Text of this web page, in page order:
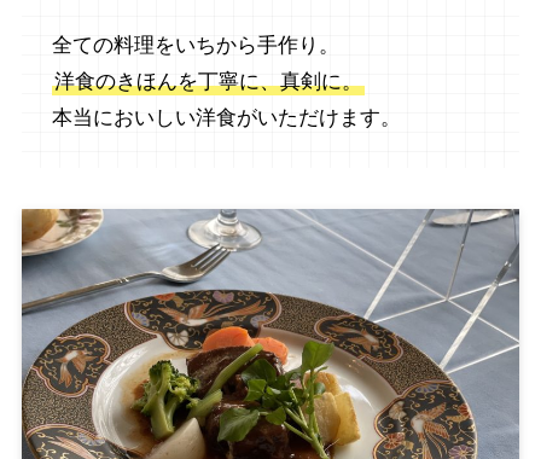
全ての料理をいちから手作り。
洋食のきほんを丁寧に、真剣に。
本当においしい洋食がいただけます。